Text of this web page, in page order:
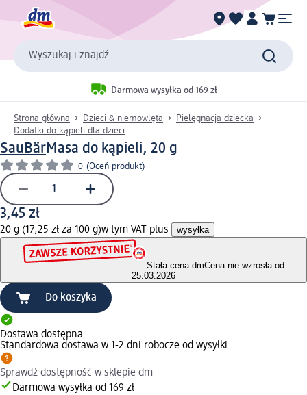
Wyszukaj i znajdź
Darmowa wysyłka od 169 zł
Strona główna Dzieci & niemowlęta
Pielęgnacja dziecka
Dodatki do kąpieli dla dzieci
SauBärMasa do kąpieli, 20 g
0 (Oceń produkt)
3,45 zł
20 g (17,25 zł za 100 g)w tym VAT plus wysyłka
Stała cena dmCena nie wzrosła od
25.03.2026
Do koszyka
Dostawa dostępna
Standardowa dostawa w 1-2 dni robocze od wysyłki
Sprawdź dostępność w sklepie dm
Darmowa wysyłka od 169 zł